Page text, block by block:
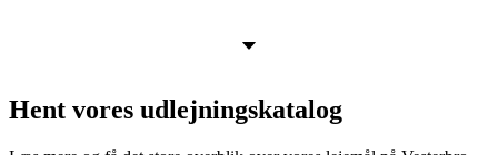
Hent vores udlejningskatalog